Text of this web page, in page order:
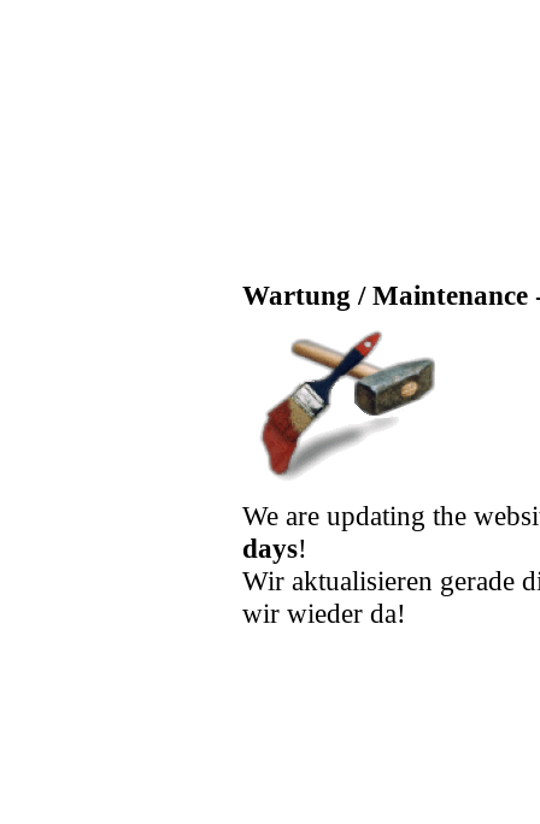
Wartung / Maintenance
We are updating the
days!
Wir aktualisieren gerade
wir wieder da!